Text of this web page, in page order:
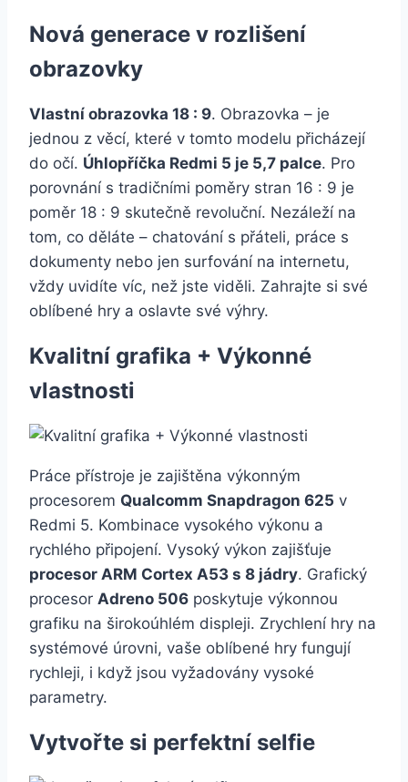
Nová generace v rozlišení
obrazovky
Vlastní obrazovka 18 : 9. Obrazovka – je
jednou z věcí, které v tomto modelu přicházejí
do očí. Úhlopříčka Redmi 5 je 5,7 palce. Pro
porovnání s tradičními poměry stran 16 : 9 je
poměr 18 : 9 skutečně revoluční. Nezáleží na
tom, co děláte – chatování s přáteli, práce s
dokumenty nebo jen surfování na internetu,
vždy uvidíte víc, než jste viděli. Zahrajte si své
oblíbené hry a oslavte své výhry.
Kvalitní grafika + Výkonné
vlastnosti
Práce přístroje je zajištěna výkonným
procesorem Qualcomm Snapdragon 625 v
Redmi 5. Kombinace vysokého výkonu a
rychlého připojení. Vysoký výkon zajišťuje
procesor ARM Cortex A53 s 8 jádry. Grafický
procesor Adreno 506 poskytuje výkonnou
grafiku na širokoúhlém displeji. Zrychlení hry na
systémové úrovni, vaše oblíbené hry fungují
rychleji, i když jsou vyžadovány vysoké
parametry.
Vytvořte si perfektní selfie